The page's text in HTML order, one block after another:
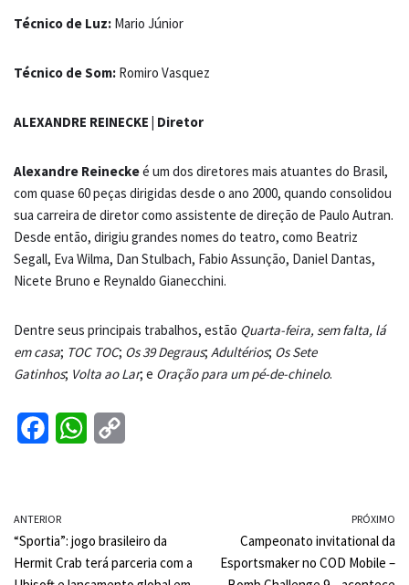
Técnico de Luz: Mario Júnior
Técnico de Som: Romiro Vasquez
ALEXANDRE REINECKE | Diretor
Alexandre Reineckeé um dos diretores mais atuantes do Brasil,
com quase 60 peças dirigidas desde o ano 2000, quando consolidou
sua carreira de diretor como assistente de direção de Paulo Autran.
Desde então, dirigiu grandes nomes do teatro, como Beatriz
Segall, Eva Wilma, Dan Stulbach, Fabio Assunção, Daniel Dantas,
Nicete Bruno e Reynaldo Gianecchini.
Dentre seus principais trabalhos, estão Quarta-feira, sem falta, lá
em casa; TOC TOC; Os 39 Degraus; Adultérios; Os Sete
Gatinhos; Volta ao Lar; e Oração para um pé-de-chinelo.
e
s
ANTERIOR
“Sportia”: jogo brasileiro da
Hermit Crab terá parceria com a
PRÓXIMO
Campeonato invitational da
Esportsmaker no COD Mobile –